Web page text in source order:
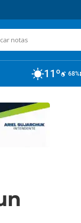
11º 68%